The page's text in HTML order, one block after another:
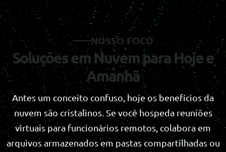
NOSSO FOCO
Soluções em Nuvem para Hoje e
Amanhã
Antes um conceito confuso, hoje os benefícios da
nuvem são cristalinos. Se você hospeda reuniões
virtuais para funcionários remotos, colabora em
arquivos armazenados em pastas compartilhadas ou